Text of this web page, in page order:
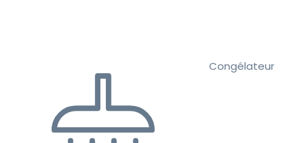
Congélateur